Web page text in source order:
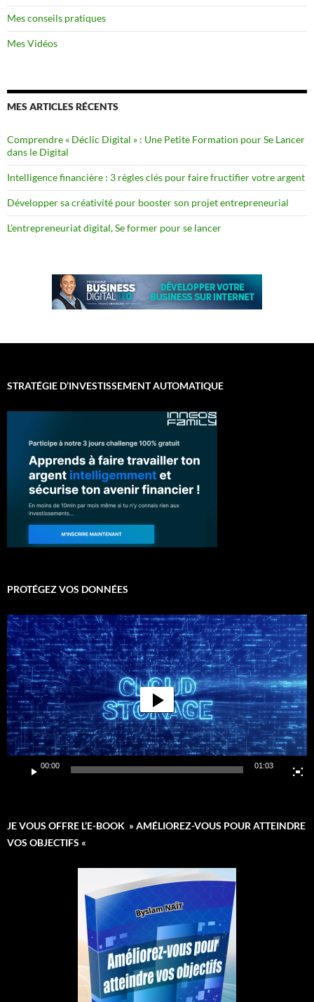
Mes conseils pratiques
Mes Vidéos
MES ARTICLES RÉCENTS
Comprendre « Déclic Digital » : Une Petite Formation pour Se Lancer
dans le Digital
Intelligence financière : 3 règles clés pour faire fructifier votre argent
Développer sa créativité pour booster son projet entrepreneurial
L’entrepreneuriat digital, Se former pour se lancer
STRATÉGIE D’INVESTISSEMENT AUTOMATIQUE
PROTÉGEZ VOS DONNÉES
Lecteur
vidéo
00:00 01:03
JE VOUS OFFRE L’E-BOOK » AMÉLIOREZ-VOUS POUR ATTEINDRE
VOS OBJECTIFS «